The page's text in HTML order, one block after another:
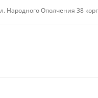
Народного Ополчения 38